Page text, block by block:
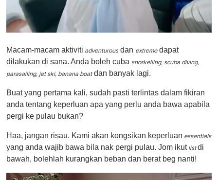
f
1
i
u
e
,
0
Macam-macam aktiviti adventurousdan extremedapat
dilakukan di sana. Anda boleh cuba snorkelling, scuba diving,
parasailing, jet ski, banana boatdan banyak lagi.
Buat yang pertama kali, sudah pasti terlintas dalam fikiran
anda tentang keperluan apa yang perlu anda bawa apabila
pergi ke pulau bukan?
Haa, jangan risau. Kami akan kongsikan keperluan essentials
yang anda wajib bawa bila nak pergi pulau. Jom ikutlistdi
bawah, bolehlah kurangkan beban dan berat beg nanti!